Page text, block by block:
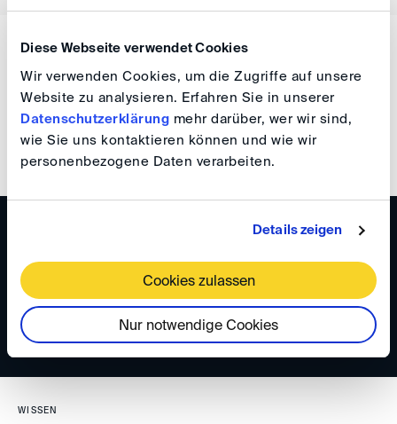
Diese Webseite verwendet Cookies
Wir verwenden Cookies, um die Zugriffe auf unsere
Website zu analysieren. Erfahren Sie in unserer
Datenschutzerklärung mehr darüber, wer wir sind,
wie Sie uns kontaktieren können und wie wir
personenbezogene Daten verarbeiten.
Details zeigen
Cookies zulassen
Nur notwendige Cookies
WISSEN
DIS Newsletter 11/2023
DIS Newsletter 08/2023
WISSEN